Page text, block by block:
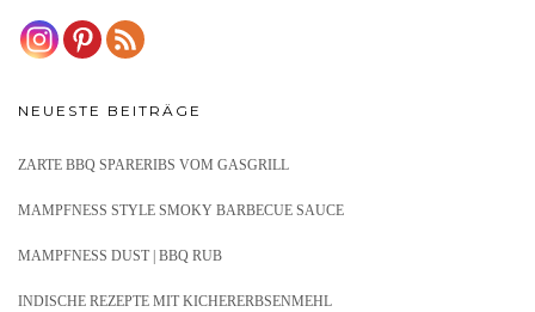
NEUESTE BEITRÄGE
ZARTE BBQ SPARERIBS VOM GASGRILL
MAMPFNESS STYLE SMOKY BARBECUE SAUCE
MAMPFNESS DUST | BBQ RUB
INDISCHE REZEPTE MIT KICHERERBSENMEHL